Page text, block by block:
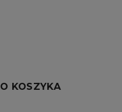
KOSZYKA